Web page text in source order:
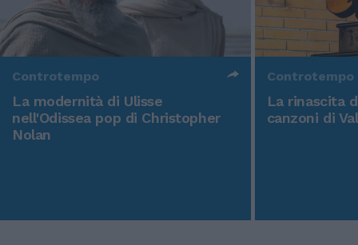
Controtempo
La modernità di Ulisse
nell'Odissea pop di Christopher
Nolan
Controtempo
La rinascita
canzoni di